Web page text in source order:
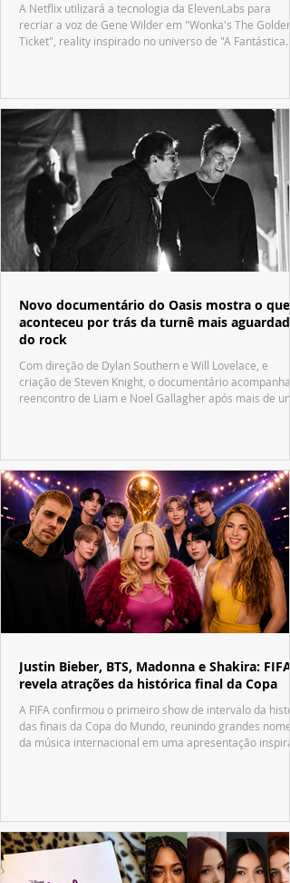
A Netflix utilizará a tecnologia da ElevenLabs para
recriar a voz de Gene Wilder em "Wonka's The Golden
Ticket", reality inspirado no universo de "A Fantástica
Novo documentário do Oasis mostra o que
aconteceu por trás da turnê mais aguardada
do rock
Com direção de Dylan Southern e Will Lovelace, e
criação de Steven Knight, o documentário acompanha
reencontro de Liam e Noel Gallagher após mais de
Justin Bieber, BTS, Madonna e Shakira: FIFA
revela atrações da histórica final da Copa
A FIFA confirmou o primeiro show de intervalo da
das finais da Copa do Mundo, reunindo grandes nomes
da música internacional em uma apresentação